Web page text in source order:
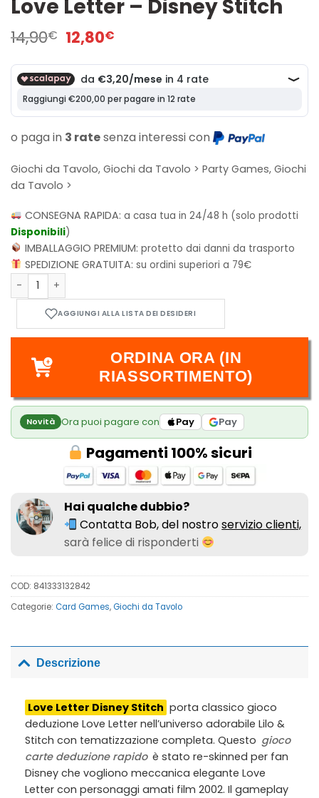
Love Letter – Disney Stitch
14,90€ Il
prezzo
originale
era:
14,90€.
12,80€
attuale
è:
12,80€.
o paga in 3 ratesenza interessi con
Giochi da Tavolo, Giochi da Tavolo > Party Games, Giochi
da Tavolo >
CONSEGNA RAPIDA:a casa tua in 24/48 h (solo prodotti
Disponibili)
IMBALLAGGIO PREMIUM:protetto dai danni da trasporto
SPEDIZIONE GRATUITA:su ordini superiori a 79€
Love Letter - Disney Stitch quantità
ORDINA ORA (IN
RIASSORTIMENTO)
Novità Ora puoi pagare con Pay Pay
Pagamenti 100% sicuri
Hai qualche dubbio?
Contatta Bob, del nostroservizio clienti,
sarà felice di risponderti
COD: 841333132842
Categorie: Card Games, Giochi da Tavolo
Descrizione
Love Letter Disney Stitch porta classico gioco
deduzione Love Letter nell’universo adorabile Lilo &
Stitch con tematizzazione completa. Questo gioco
carte deduzione rapido è stato re-skinned per fan
Disney che vogliono meccanica elegante Love
Letter con personaggi amati film 2002. Il gameplay